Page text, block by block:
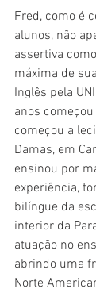
Fred, como é
alunos, não
assertiva
máxima de
Inglês pela
anos
começou a
Damas, em
ensinou por
experiência,
bilíngue da
interior da
atuação no
abrindo uma
Norte